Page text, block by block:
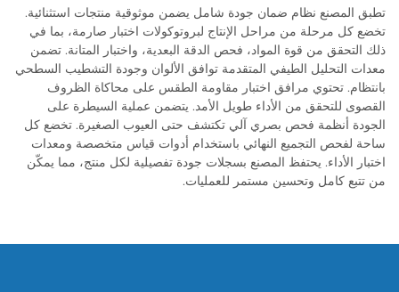
تطبق المصنع نظام ضمان جودة شامل يضمن موثوقية منتجات استثنائية.
تخضع كل مرحلة من مراحل الإنتاج لبروتوكولات اختبار صارمة، بما في
ذلك التحقق من قوة المواد، فحص الدقة البعدية، واختبار المتانة. تضمن
معدات التحليل الطيفي المتقدمة توافق الألوان وجودة التشطيب السطحي
بانتظام. تحتوي مرافق اختبار مقاومة الطقس على محاكاة الظروف
القصوى للتحقق من الأداء طويل الأمد. يتضمن عملية السيطرة على
الجودة أنظمة فحص بصري آلي تكتشف حتى العيوب الصغيرة. تخضع كل
ساحة لفحص التجميع النهائي باستخدام أدوات قياس متخصصة ومعدات
اختبار الأداء. يحتفظ المصنع بسجلات جودة تفصيلية لكل منتج، مما يمكّن
من تتبع كامل وتحسين مستمر للعمليات.